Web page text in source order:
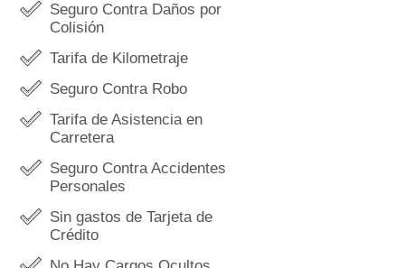
Seguro Contra Daños por
Colisión
Tarifa de Kilometraje
Seguro Contra Robo
Tarifa de Asistencia en
Carretera
Seguro Contra Accidentes
Personales
Sin gastos de Tarjeta de
Crédito